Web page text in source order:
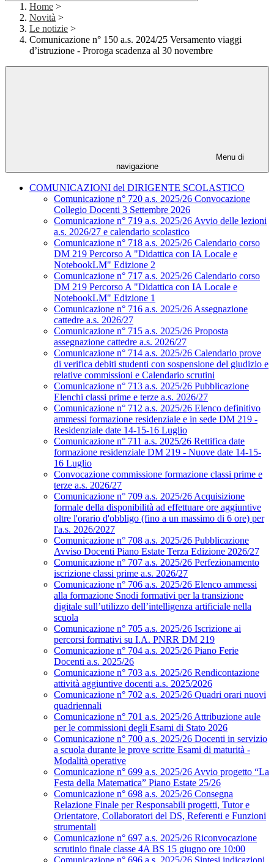
Home >
Novità >
Le notizie >
Comunicazione n° 150 a.s. 2024/25 Versamento viaggi
d’istruzione - Proroga scadenza al 30 novembre
Menu di
navigazione
COMUNICAZIONI del DIRIGENTE SCOLASTICO
Comunicazione n° 720 a.s. 2025/26 Convocazione
Collegio Docenti 3 Settembre 2026
Comunicazione n° 719 a.s. 2025/26 Avvio delle lezioni
a.s. 2026/27 e calendario scolastico
Comunicazione n° 718 a.s. 2025/26 Calendario corso
DM 219 Percorso A "Didattica con IA Locale e
NotebookLM" Edizione 2
Comunicazione n° 717 a.s. 2025/26 Calendario corso
DM 219 Percorso A "Didattica con IA Locale e
NotebookLM" Edizione 1
Comunicazione n° 716 a.s. 2025/26 Assegnazione
cattedre a.s. 2026/27
Comunicazione n° 715 a.s. 2025/26 Proposta
assegnazione cattedre a.s. 2026/27
Comunicazione n° 714 a.s. 2025/26 Calendario prove
di verifica debiti studenti con sospensione del giudizio e
relative commissioni e Calendario scrutini
Comunicazione n° 713 a.s. 2025/26 Pubblicazione
Elenchi classi prime e terze a.s. 2026/27
Comunicazione n° 712 a.s. 2025/26 Elenco definitivo
ammessi formazione residenziale e in sede DM 219 -
Residenziale date 14-15-16 Luglio
Comunicazione n° 711 a.s. 2025/26 Rettifica date
formazione residenziale DM 219 - Nuove date 14-15-
16 Luglio
Convocazione commissione formazione classi prime e
terze a.s. 2026/27
Comunicazione n° 709 a.s. 2025/26 Acquisizione
formale della disponibilità ad effettuare ore aggiuntive
oltre l'orario d'obbligo (fino a un massimo di 6 ore) per
l'a.s. 2026/2027
Comunicazione n° 708 a.s. 2025/26 Pubblicazione
Avviso Docenti Piano Estate Terza Edizione 2026/27
Comunicazione n° 707 a.s. 2025/26 Perfezionamento
iscrizione classi prime a.s. 2026/27
Comunicazione n° 706 a.s. 2025/26 Elenco ammessi
alla formazione Snodi formativi per la transizione
digitale sull’utilizzo dell’intelligenza artificiale nella
scuola
Comunicazione n° 705 a.s. 2025/26 Iscrizione ai
percorsi formativi su I.A. PNRR DM 219
Comunicazione n° 704 a.s. 2025/26 Piano Ferie
Docenti a.s. 2025/26
Comunicazione n° 703 a.s. 2025/26 Rendicontazione
attività aggiuntive docenti a.s. 2025/2026
Comunicazione n° 702 a.s. 2025/26 Quadri orari nuovi
quadriennali
Comunicazione n° 701 a.s. 2025/26 Attribuzione aule
per le commissioni degli Esami di Stato 2026
Comunicazione n° 700 a.s. 2025/26 Docenti in servizio
a scuola durante le prove scritte Esami di maturità -
Modalità operative
Comunicazione n° 699 a.s. 2025/26 Avvio progetto “La
Festa della Matematica” Piano Estate 25/26
Comunicazione n° 698 a.s. 2025/26 Consegna
Relazione Finale per Responsabili progetti, Tutor e
Orientatore, Collaboratori del DS, Referenti e Funzioni
strumentali
Comunicazione n° 697 a.s. 2025/26 Riconvocazione
scrutinio finale classe 4A BS 15 giugno ore 10:00